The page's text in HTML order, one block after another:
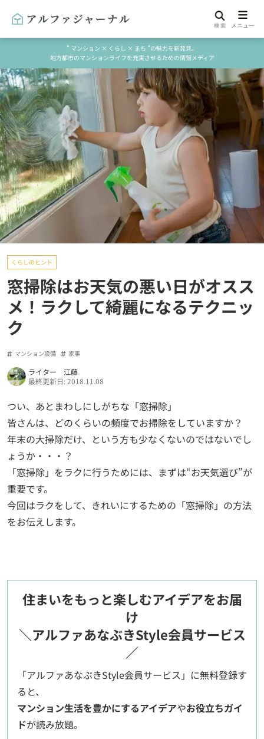
" マンション × くらし × まち "の魅力を新発見。
地方都市のマンションライフを充実させるための情報メディア
くらしのヒント
窓掃除はお天気の悪い日がオスス
メ！ラクして綺麗になるテクニッ
ク
マンション設備 家事
ライター 江藤
最終更新日: 2018.11.08
つい、あとまわしにしがちな「窓掃除」
皆さんは、どのくらいの頻度でお掃除をしていますか？
年末の大掃除だけ、という方も少なくないのではないでし
ょうか・・・？
「窓掃除」をラクに行うためには、まずは“お天気選び”が
重要です。
今回はラクをして、きれいにするための「窓掃除」の方法
をお伝えします。
住まいをもっと楽しむアイデアをお届
け
＼アルファあなぶきStyle会員サービス
／
「アルファあなぶきStyle会員サービス」に無料登録す
ると、
マンション生活を豊かにするアイデアやお役立ちガイ
ドが読み放題。